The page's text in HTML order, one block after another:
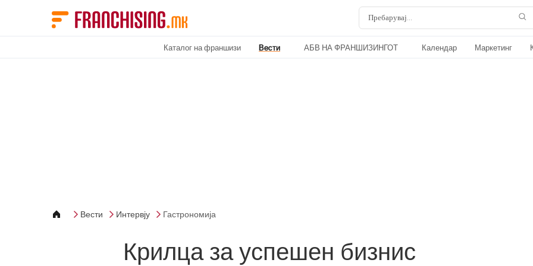
Каталог на франшизи Вести АБВ НА ФРАНШИЗИНГОТ Календар Маркетинг
Вести Интервју Гастрономија
Крилца за успешен бизнис